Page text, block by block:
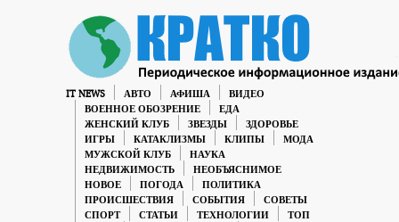
IT NEWS АВТО АФИША
ВИДЕО
ВОЕННОЕ ОБОЗРЕНИЕ
ЕДА
ЖЕНСКИЙ КЛУБ
ЗВЕЗДЫ
ЗДОРОВЬЕ
ИГРЫ
КАТАКЛИЗМЫ КЛИПЫ
МОДА
МУЖСКОЙ КЛУБ
НАУКА
НЕДВИЖИМОСТЬ
НЕОБЪЯСНИМОЕ
НОВОЕ
ПОГОДА
ПОЛИТИКА
ПРОИСШЕСТВИЯ
СОБЫТИЯ
СОВЕТЫ
СПОРТ
СТАТЬИ ТЕХНОЛОГИИ
ТОП